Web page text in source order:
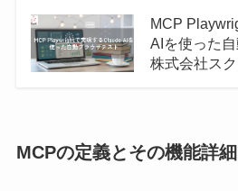
MCP
AIを使った
株式会社ス
MCPの定義とその機能詳細